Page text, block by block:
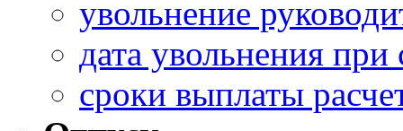
увольнение
дата увольнения
сроки выплаты